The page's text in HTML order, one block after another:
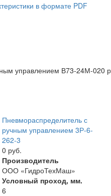
в формате PDF
управлением В73-24М-020
Пневмораспределитель с
ручным управлением 3Р-6-
262-3
0 руб.
Производитель
ООО «ГидроТехМаш»
Условный проход, мм.
6